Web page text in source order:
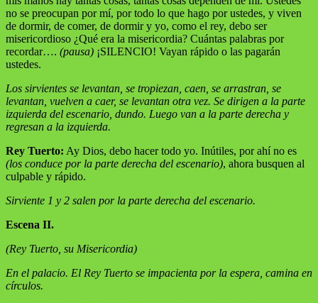
no se preocupan por mí, por todo lo que hago por ustedes, y viven
de dormir, de comer, de dormir y yo, como el rey, debo ser
misericordioso ¿Qué era la misericordia? Cuántas palabras por
recordar…. (pausa) ¡SILENCIO! Vayan rápido o las pagarán
ustedes.
Los sirvientes se levantan, se tropiezan, caen, se arrastran, se
levantan, vuelven a caer, se levantan otra vez. Se dirigen a la parte
izquierda del escenario, dundo. Luego van a la parte derecha y
regresan a la izquierda.
Rey Tuerto: Ay Dios, debo hacer todo yo. Inútiles, por ahí no es
(los conduce por la parte derecha del escenario), ahora busquen al
culpable y rápido.
Sirviente 1 y 2 salen por la parte derecha del escenario.
Escena II.
(Rey Tuerto, su Misericordia)
En el palacio. El Rey Tuerto se impacienta por la espera, camina en
círculos.